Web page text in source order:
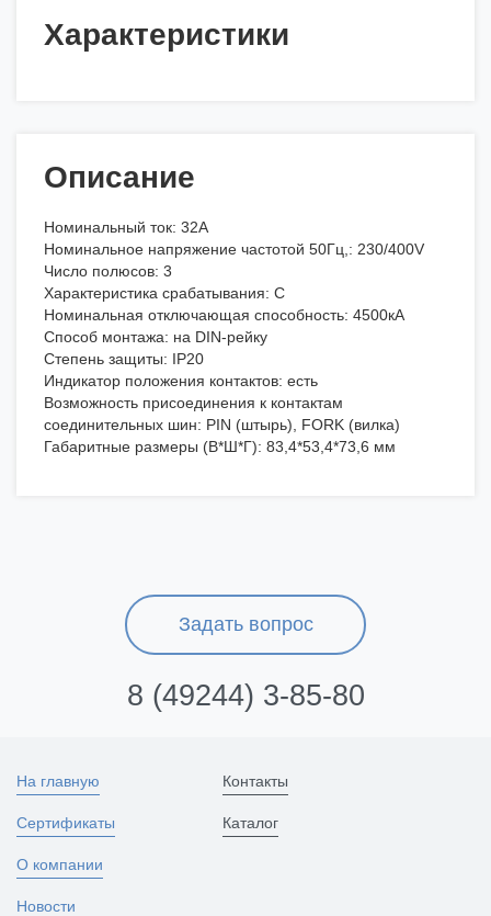
Характеристики
Описание
Номинальный ток: 32А
Номинальное напряжение частотой 50Гц,: 230/400V
Число полюсов: 3
Характеристика срабатывания: С
Номинальная отключающая способность: 4500кА
Способ монтажа: на DIN-рейку
Степень защиты: IP20
Индикатор положения контактов: есть
Возможность присоединения к контактам
соединительных шин: PIN (штырь), FORK (вилка)
Габаритные размеры (В*Ш*Г): 83,4*53,4*73,6 мм
Задать вопрос
8 (49244) 3-85-80
На главную
Сертификаты
О компании
Новости
Контакты
Каталог